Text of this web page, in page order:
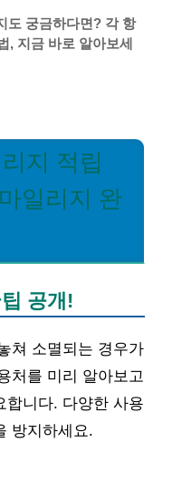
도 궁금하다면? 각 항
, 지금 바로 알아보세
지 적립
일리지 완
공개!
쳐 소멸되는 경우가
처를 미리 알아보고
합니다. 다양한 사용
방지하세요.